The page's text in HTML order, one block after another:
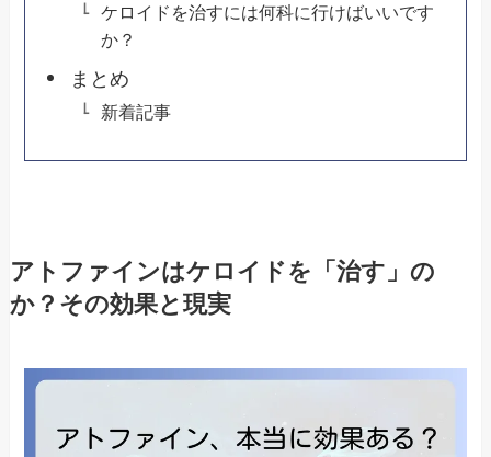
ケロイドを治すには何科に行けばいいです
か？
まとめ
新着記事
アトファインはケロイドを「治す」の
か？その効果と現実